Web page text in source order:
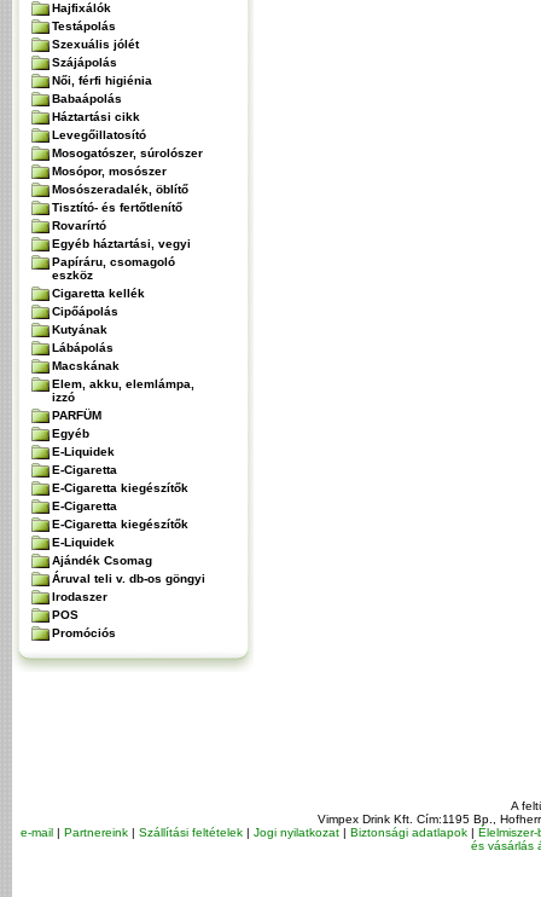
Hajfixálók
Testápolás
Szexuális jólét
Szájápolás
Női, férfi higiénia
Babaápolás
Háztartási cikk
Levegőillatosító
Mosogatószer, súrolószer
Mosópor, mosószer
Mosószeradalék, öblítő
Tisztító- és fertőtlenítő
Rovarírtó
Egyéb háztartási, vegyi
Papíráru, csomagoló
eszköz
Cigaretta kellék
Cipőápolás
Kutyának
Lábápolás
Macskának
Elem, akku, elemlámpa,
izzó
PARFÜM
Egyéb
E-Liquidek
E-Cigaretta
E-Cigaretta kiegészítők
E-Cigaretta
E-Cigaretta kiegészítők
E-Liquidek
Ajándék Csomag
Áruval teli v. db-os göngyi
Irodaszer
POS
Promóciós
A
Vimpex Drink Kft. Cím:1195 Bp.,
e-mail| Partnereink| Szállítási feltételek| Jogi nyilatkozat| Biztonsági adatlapok|
és vásárlás